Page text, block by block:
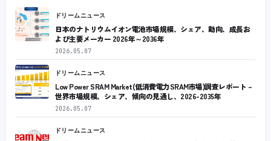
ドリームニュース
日本のナトリウムイオン電池市場規模、シェア、動向、成長お
よび主要メーカー 2026年～2036年
2026.05.07
ドリームニュース
Low Power SRAM Market(低消費電力SRAM市場)調査レポート –
世界市場規模、シェア、傾向の見通し、2026-2035年
2026.05.07
ドリームニュース